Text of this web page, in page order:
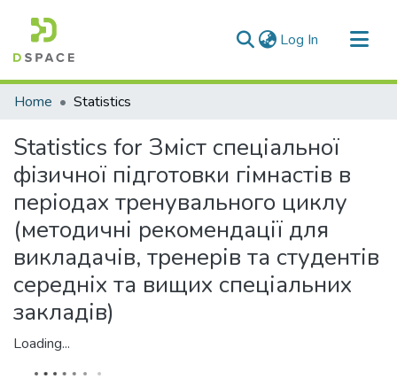
Log In (current)
Communities & Collections
Home Statistics
Statistics for Зміст спеціальної
фізичної підготовки гімнастів в
періодах тренувального циклу
(методичні рекомендації для
викладачів, тренерів та студентів
середніх та вищих спеціальних
закладів)
Loading...